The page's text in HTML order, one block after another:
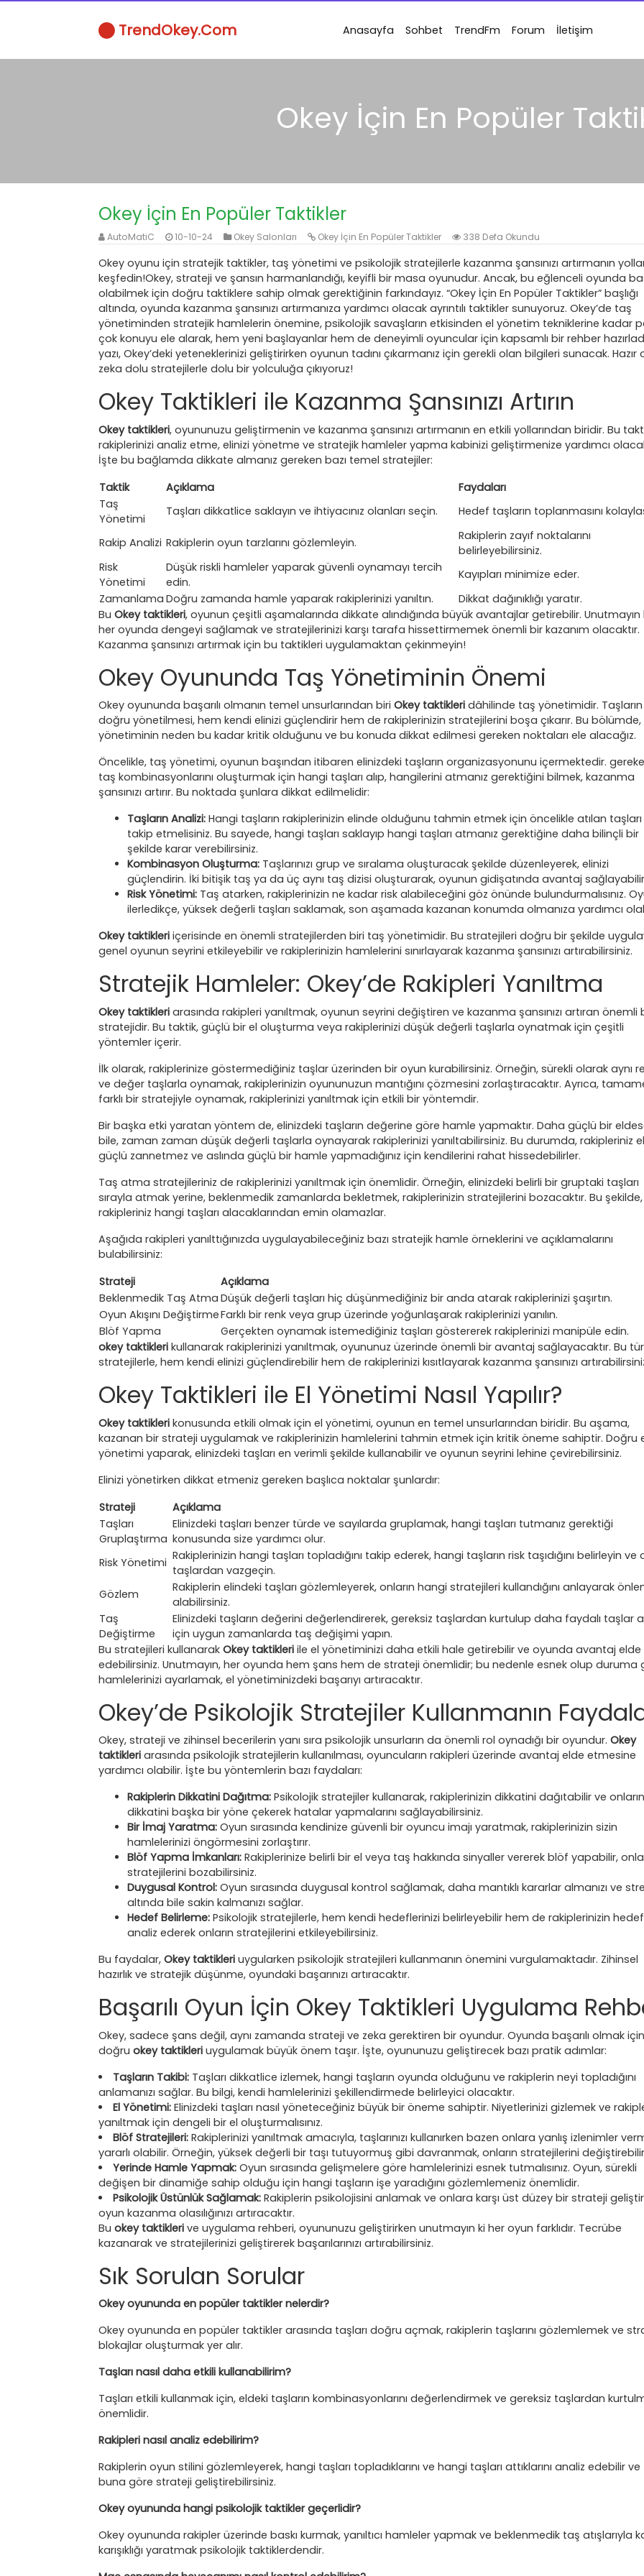
TrendOkey.Com Anasayfa Sohbet TrendFm Forum İletişim
Okey İçin En Popüler
Okey İçin En Popüler Taktikler
AutoMatiC 10-10-24 Okey Salonları Okey İçin En Popüler Taktikler 338 Defa Okundu
Okey oyunu için stratejik taktikler, taş yönetimi ve psikolojik stratejilerle kazanma şansınızı artırmanın
keşfedin!Okey, strateji ve şansın harmanlandığı, keyifli bir masa oyunudur. Ancak, bu eğlenceli oyunda
olabilmek için doğru taktiklere sahip olmak gerektiğinin farkındayız. “Okey İçin En Popüler Taktikler” başlığı
altında, oyunda kazanma şansınızı artırmanıza yardımcı olacak ayrıntılı taktikler sunuyoruz. Okey’de taş
yönetiminden stratejik hamlelerin önemine, psikolojik savaşların etkisinden el yönetim tekniklerine kadar
çok konuyu ele alarak, hem yeni başlayanlar hem de deneyimli oyuncular için kapsamlı bir rehber
yazı, Okey’deki yeteneklerinizi geliştirirken oyunun tadını çıkarmanız için gerekli olan bilgileri sunacak. Hazır
zeka dolu stratejilerle dolu bir yolculuğa çıkıyoruz!
Okey Taktikleri ile Kazanma Şansınızı Artırın
Okey taktikleri, oyununuzu geliştirmenin ve kazanma şansınızı artırmanın en etkili yollarından biridir. Bu
rakiplerinizi analiz etme, elinizi yönetme ve stratejik hamleler yapma kabinizi geliştirmenize yardımcı
İşte bu bağlamda dikkate almanız gereken bazı temel stratejiler:
Taktik
Açıklama
Faydaları
Taş
Yönetimi
Taşları dikkatlice saklayın ve ihtiyacınız olanları seçin. Hedef taşların toplanmasını
Rakip Analizi Rakiplerin oyun tarzlarını gözlemleyin.
Rakiplerin zayıf noktalarını
belirleyebilirsiniz.
Risk
Yönetimi
Düşük riskli hamleler yaparak güvenli oynamayı tercih
edin.
Kayıpları minimize eder.
Zamanlama Doğru zamanda hamle yaparak rakiplerinizi yanıltın.
Dikkat dağınıklığı yaratır.
Bu Okey taktikleri, oyunun çeşitli aşamalarında dikkate alındığında büyük avantajlar getirebilir. Unutmayın
her oyunda dengeyi sağlamak ve stratejilerinizi karşı tarafa hissettirmemek önemli bir kazanım olacaktır.
Kazanma şansınızı artırmak için bu taktikleri uygulamaktan çekinmeyin!
Okey Oyununda Taş Yönetiminin Önemi
Okey oyununda başarılı olmanın temel unsurlarından biri Okey taktikleri dâhilinde taş yönetimidir. Taşların
doğru yönetilmesi, hem kendi elinizi güçlendirir hem de rakiplerinizin stratejilerini boşa çıkarır. Bu
yönetiminin neden bu kadar kritik olduğunu ve bu konuda dikkat edilmesi gereken noktaları ele alacağız.
Öncelikle, taş yönetimi, oyunun başından itibaren elinizdeki taşların organizasyonunu içermektedir.
taş kombinasyonlarını oluşturmak için hangi taşları alıp, hangilerini atmanız gerektiğini bilmek, kazanma
şansınızı artırır. Bu noktada şunlara dikkat edilmelidir:
Taşların Analizi: Hangi taşların rakiplerinizin elinde olduğunu tahmin etmek için öncelikle atılan taşları
takip etmelisiniz. Bu sayede, hangi taşları saklayıp hangi taşları atmanız gerektiğine daha bilinçli bir
şekilde karar verebilirsiniz.
Kombinasyon Oluşturma: Taşlarınızı grup ve sıralama oluşturacak şekilde düzenleyerek, elinizi
güçlendirin. İki bitişik taş ya da üç aynı taş dizisi oluşturarak, oyunun gidişatında avantaj
Risk Yönetimi: Taş atarken, rakiplerinizin ne kadar risk alabileceğini göz önünde bulundurmalısınız.
ilerledikçe, yüksek değerli taşları saklamak, son aşamada kazanan konumda olmanıza yardımcı
Okey taktikleri içerisinde en önemli stratejilerden biri taş yönetimidir. Bu stratejileri doğru bir şekilde
genel oyunun seyrini etkileyebilir ve rakiplerinizin hamlelerini sınırlayarak kazanma şansınızı artırabilirsiniz.
Stratejik Hamleler: Okey’de Rakipleri Yanıltma
Okey taktikleri arasında rakipleri yanıltmak, oyunun seyrini değiştiren ve kazanma şansınızı artıran önemli
stratejidir. Bu taktik, güçlü bir el oluşturma veya rakiplerinizi düşük değerli taşlarla oynatmak için çeşitli
yöntemler içerir.
İlk olarak, rakiplerinize göstermediğiniz taşlar üzerinden bir oyun kurabilirsiniz. Örneğin, sürekli olarak aynı
ve değer taşlarla oynamak, rakiplerinizin oyununuzun mantığını çözmesini zorlaştıracaktır. Ayrıca,
farklı bir stratejiyle oynamak, rakiplerinizi yanıltmak için etkili bir yöntemdir.
Bir başka etki yaratan yöntem de, elinizdeki taşların değerine göre hamle yapmaktır. Daha güçlü bir
bile, zaman zaman düşük değerli taşlarla oynayarak rakiplerinizi yanıltabilirsiniz. Bu durumda, rakipleriniz
güçlü zannetmez ve aslında güçlü bir hamle yapmadığınız için kendilerini rahat hissedebilirler.
Taş atma stratejileriniz de rakiplerinizi yanıltmak için önemlidir. Örneğin, elinizdeki belirli bir gruptaki taşları
sırayla atmak yerine, beklenmedik zamanlarda bekletmek, rakiplerinizin stratejilerini bozacaktır. Bu şekilde,
rakipleriniz hangi taşları alacaklarından emin olamazlar.
Aşağıda rakipleri yanılttığınızda uygulayabileceğiniz bazı stratejik hamle örneklerini ve açıklamalarını
bulabilirsiniz:
Strateji
Açıklama
Beklenmedik Taş Atma Düşük değerli taşları hiç düşünmediğiniz bir anda atarak rakiplerinizi şaşırtın.
Oyun Akışını DeğiştirmeFarklı bir renk veya grup üzerinde yoğunlaşarak rakiplerinizi yanılın.
Blöf Yapma
Gerçekten oynamak istemediğiniz taşları göstererek rakiplerinizi manipüle edin.
okey taktikleri kullanarak rakiplerinizi yanıltmak, oyununuz üzerinde önemli bir avantaj sağlayacaktır. Bu tür
stratejilerle, hem kendi elinizi güçlendirebilir hem de rakiplerinizi kısıtlayarak kazanma şansınızı
Okey Taktikleri ile El Yönetimi Nasıl Yapılır?
Okey taktikleri konusunda etkili olmak için el yönetimi, oyunun en temel unsurlarından biridir. Bu aşama,
kazanan bir strateji uygulamak ve rakiplerinizin hamlelerini tahmin etmek için kritik öneme sahiptir. Doğru
yönetimi yaparak, elinizdeki taşları en verimli şekilde kullanabilir ve oyunun seyrini lehine çevirebilirsiniz.
Elinizi yönetirken dikkat etmeniz gereken başlıca noktalar şunlardır:
Strateji
Açıklama
Taşları
Gruplaştırma
Elinizdeki taşları benzer türde ve sayılarda gruplamak, hangi taşları tutmanız gerektiği
konusunda size yardımcı olur.
Risk Yönetimi Rakiplerinizin hangi taşları topladığını takip ederek, hangi taşların risk taşıdığını belirleyin ve
taşlardan vazgeçin.
Gözlem
Rakiplerin elindeki taşları gözlemleyerek, onların hangi stratejileri kullandığını anlayarak
alabilirsiniz.
Taş
Değiştirme
Elinizdeki taşların değerini değerlendirerek, gereksiz taşlardan kurtulup daha faydalı taşlar
için uygun zamanlarda taş değişimi yapın.
Bu stratejileri kullanarak Okey taktikleri ile el yönetiminizi daha etkili hale getirebilir ve oyunda avantaj elde
edebilirsiniz. Unutmayın, her oyunda hem şans hem de strateji önemlidir; bu nedenle esnek olup duruma
hamlelerinizi ayarlamak, el yönetiminizdeki başarıyı artıracaktır.
Okey’de Psikolojik Stratejiler Kullanmanın
Okey, strateji ve zihinsel becerilerin yanı sıra psikolojik unsurların da önemli rol oynadığı bir oyundur. Okey
taktikleri arasında psikolojik stratejilerin kullanılması, oyuncuların rakipleri üzerinde avantaj elde etmesine
yardımcı olabilir. İşte bu yöntemlerin bazı faydaları:
Rakiplerin Dikkatini Dağıtma: Psikolojik stratejiler kullanarak, rakiplerinizin dikkatini dağıtabilir ve onların
dikkatini başka bir yöne çekerek hatalar yapmalarını sağlayabilirsiniz.
Bir İmaj Yaratma: Oyun sırasında kendinize güvenli bir oyuncu imajı yaratmak, rakiplerinizin sizin
hamlelerinizi öngörmesini zorlaştırır.
Blöf Yapma İmkanları: Rakiplerinize belirli bir el veya taş hakkında sinyaller vererek blöf yapabilir,
stratejilerini bozabilirsiniz.
Duygusal Kontrol: Oyun sırasında duygusal kontrol sağlamak, daha mantıklı kararlar almanızı ve
altında bile sakin kalmanızı sağlar.
Hedef Belirleme: Psikolojik stratejilerle, hem kendi hedeflerinizi belirleyebilir hem de rakiplerinizin
analiz ederek onların stratejilerini etkileyebilirsiniz.
Bu faydalar, Okey taktikleri uygularken psikolojik stratejileri kullanmanın önemini vurgulamaktadır. Zihinsel
hazırlık ve stratejik düşünme, oyundaki başarınızı artıracaktır.
Başarılı Oyun İçin Okey Taktikleri Uygulama
Okey, sadece şans değil, aynı zamanda strateji ve zeka gerektiren bir oyundur. Oyunda başarılı olmak için
doğru okey taktikleri uygulamak büyük önem taşır. İşte, oyununuzu geliştirecek bazı pratik adımlar:
Taşların Takibi: Taşları dikkatlice izlemek, hangi taşların oyunda olduğunu ve rakiplerin neyi topladığını
anlamanızı sağlar. Bu bilgi, kendi hamlelerinizi şekillendirmede belirleyici olacaktır.
El Yönetimi: Elinizdeki taşları nasıl yöneteceğiniz büyük bir öneme sahiptir. Niyetlerinizi gizlemek ve
yanıltmak için dengeli bir el oluşturmalısınız.
Blöf Stratejileri: Rakiplerinizi yanıltmak amacıyla, taşlarınızı kullanırken bazen onlara yanlış izlenimler
yararlı olabilir. Örneğin, yüksek değerli bir taşı tutuyormuş gibi davranmak, onların stratejilerini
Yerinde Hamle Yapmak: Oyun sırasında gelişmelere göre hamlelerinizi esnek tutmalısınız. Oyun, sürekli
değişen bir dinamiğe sahip olduğu için hangi taşların işe yaradığını gözlemlemeniz önemlidir.
Psikolojik Üstünlük Sağlamak: Rakiplerin psikolojisini anlamak ve onlara karşı üst düzey bir strateji
oyun kazanma olasılığınızı artıracaktır.
Bu okey taktikleri ve uygulama rehberi, oyununuzu geliştirirken unutmayın ki her oyun farklıdır. Tecrübe
kazanarak ve stratejilerinizi geliştirerek başarılarınızı artırabilirsiniz.
Sık Sorulan Sorular
Okey oyununda en popüler taktikler nelerdir?
Okey oyununda en popüler taktikler arasında taşları doğru açmak, rakiplerin taşlarını gözlemlemek ve
blokajlar oluşturmak yer alır.
Taşları nasıl daha etkili kullanabilirim?
Taşları etkili kullanmak için, eldeki taşların kombinasyonlarını değerlendirmek ve gereksiz taşlardan
önemlidir.
Rakipleri nasıl analiz edebilirim?
Rakiplerin oyun stilini gözlemleyerek, hangi taşları topladıklarını ve hangi taşları attıklarını analiz edebilir ve
buna göre strateji geliştirebilirsiniz.
Okey oyununda hangi psikolojik taktikler geçerlidir?
Okey oyununda rakipler üzerinde baskı kurmak, yanıltıcı hamleler yapmak ve beklenmedik taş atışlarıyla
karışıklığı yaratmak psikolojik taktiklerdendir.